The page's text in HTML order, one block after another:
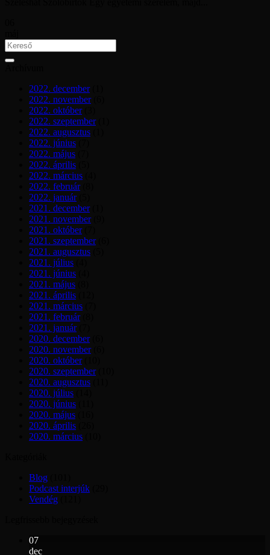
2022. december(1)
2022. november(6)
2022. október(3)
2022. szeptember(1)
2022. augusztus
2022. június
2022. május
2022. április
2022. március
2022. február(8)
2022. január(5)
2021. december(1)
2021. november(9)
2021. október(7)
2021. szeptember(6)
2021. augusztus
2021. július
2021. június
2021. május
2021. április
2021. március
2021. február(8)
2021. január(7)
2020. december(6)
2020. november(6)
2020. október(10)
2020. szeptember(10)
2020. augusztus
2020. július
2020. június
2020. május
2020. április
2020. március
Blog
Podcast interjúk
Vendég
07
dec